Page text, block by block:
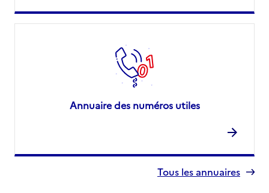
Annuaire des numéros utiles
Tous les annuaires